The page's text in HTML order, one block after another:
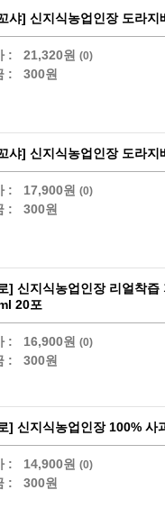
샤] 신지식농업인장 도라지
: 21,320원 (0)
: 300원
샤] 신지식농업인장 도라지
: 17,900원 (0)
: 300원
] 신지식농업인장 리얼착즙
20포
: 16,900원 (0)
: 300원
] 신지식농업인장 100% 사
: 14,900원 (0)
: 300원